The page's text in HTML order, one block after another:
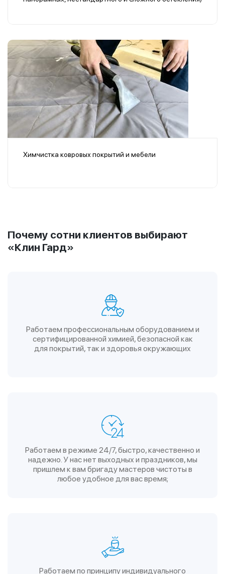
Химчистка ковровых покрытий и мебели
Почему сотни клиентов выбирают
«Клин Гард»
Работаем профессиональным оборудованием и
сертифицированной химией, безопасной как
для покрытий, так и здоровья окружающих
Работаем в режиме 24/7, быстро, качественно и
надежно. У нас нет выходных и праздников, мы
пришлем к вам бригаду мастеров чистоты в
любое удобное для вас время;
Работаем по принципу индивидуального